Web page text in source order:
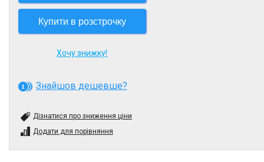
Купити в розстрочку
Хочу знижку!
Знайшов дешевше?
Дізнатися про зниження ціни
Додати для порівняння